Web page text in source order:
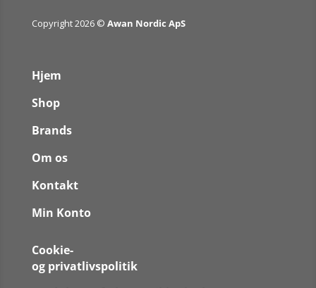
Copyright 2026 © Awan Nordic ApS
Hjem
Shop
Brands
Om os
Kontakt
Min Konto
Cookie-
og privatlivspolitik